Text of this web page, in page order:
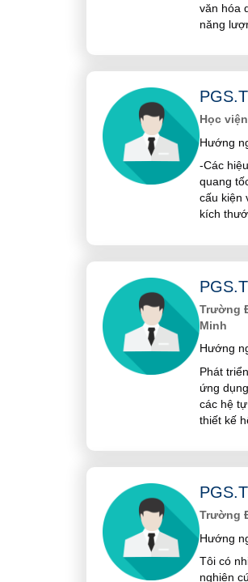
văn hóa
năng
Học
Hướng
-Các
quang
cấu kiện
kích
Trường
Minh
Hướng
Phát
ứng
các hệ
thiết kế
Trường
Hướng
Tôi có
nghiên